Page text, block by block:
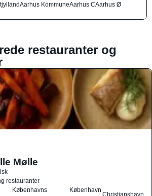
Aarhus KommuneAarhus CAarhus Ø
restauranter og
Mølle
restauranter
Københavns
København
Christianshavn